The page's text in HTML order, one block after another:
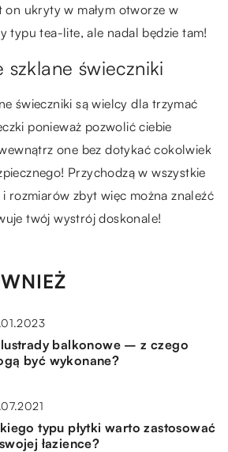
on ukryty w małym otworze w
typu tea-lite, ale nadal będzie tam!
szklane świeczniki
świeczniki są wielcy dla trzymać
ponieważ pozwolić ciebie
one bez dotykać cokolwiek
Przychodzą w wszystkie
i rozmiarów zbyt więc można znaleźć
twój wystrój doskonale!
balkonowe – z czego
być wykonane?
typu płytki warto zastosować
łazience?